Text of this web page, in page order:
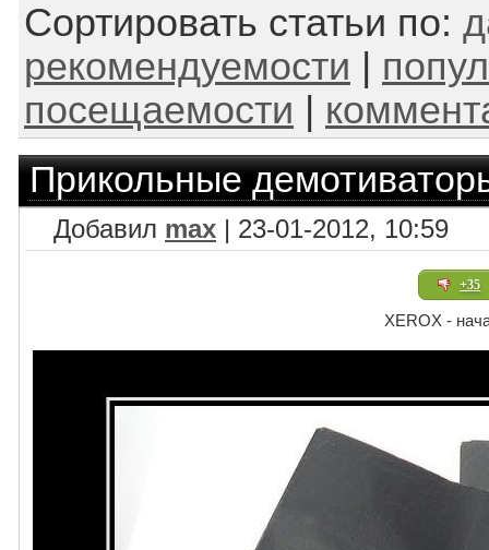
Сортировать статьи по:
рекомендуемости
посещаемости
Прикольные
Добавил max | 23-01-2012, 10:59
+35
XEROX -